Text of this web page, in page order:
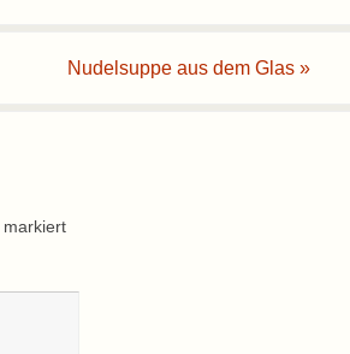
Nudelsuppe aus dem Glas »
markiert